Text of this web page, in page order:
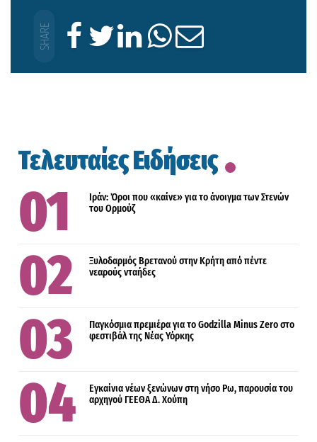
Τελευταίες Ειδήσεις
Ιράν: Όροι που «καίνε» για το άνοιγμα των Στενών
του Ορμούζ
Ξυλοδαρμός Βρετανού στην Κρήτη από πέντε
νεαρούς νταήδες
Παγκόσμια πρεμιέρα για το Godzilla Minus Zero στο
φεστιβάλ της Νέας Υόρκης
Εγκαίνια νέων ξενώνων στη νήσο Ρω, παρουσία του
αρχηγού ΓΕΕΘΑ Δ. Χούπη